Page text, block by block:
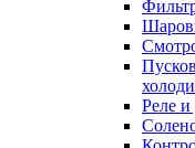
Реле и